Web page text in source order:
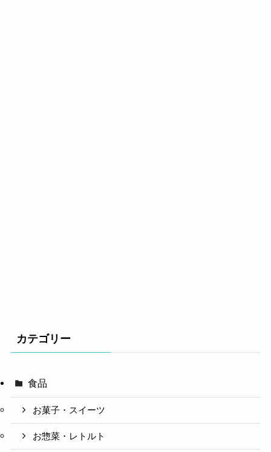
カテゴリー
食品
お菓子・スイーツ
お惣菜・レトルト